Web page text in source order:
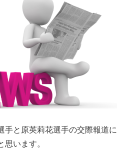
手と原英莉花選手の交際報道に
います。